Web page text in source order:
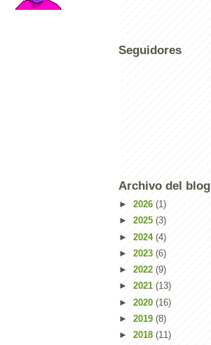
Seguidores
Archivo del blog
► 2026 (1)
► 2025 (3)
► 2024 (4)
► 2023 (6)
► 2022 (9)
► 2021 (13)
► 2020 (16)
► 2019 (8)
► 2018 (11)